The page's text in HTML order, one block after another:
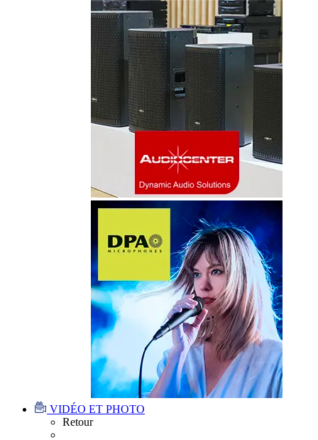
VIDÉO ET PHOTO
Retour